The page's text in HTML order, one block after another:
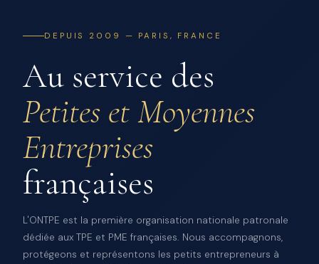
DEPUIS 2009 — PARIS, FRANCE
Au service des
Petites et Moyennes
Entreprises
françaises
L'ONTPE est la première organisation nationale patronale
dédiée aux TPE et PME françaises. Nous accompagnons,
protégeons et représentons les petits entrepreneurs à